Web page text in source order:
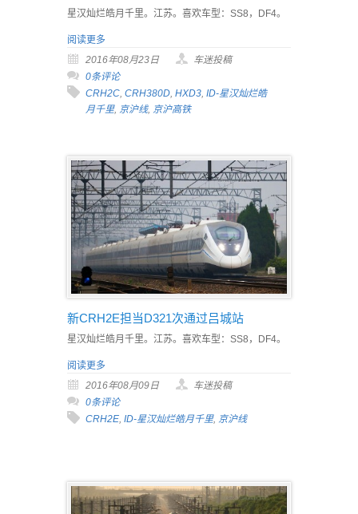
星汉灿烂皓月千里。江苏。喜欢车型：SS8，DF4。
阅读更多
2016年08月23日
车迷投稿
0条评论
CRH2C CRH380D HXD3 ID-星汉灿烂皓
月千里, 京沪线, 京沪高铁
新CRH2E担当D321次通过吕城站
星汉灿烂皓月千里。江苏。喜欢车型：SS8，DF4。
阅读更多
2016年08月09日
车迷投稿
0条评论
CRH2E, ID-星汉灿烂皓月千里, 京沪线